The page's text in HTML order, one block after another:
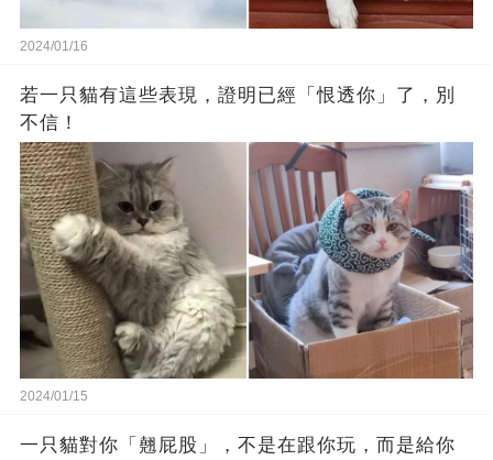
2024/01/16
若一只貓有這些表現，證明已經「恨透你」了，別
不信！
2024/01/15
一只貓對你「翹屁股」，不是在跟你玩，而是給你